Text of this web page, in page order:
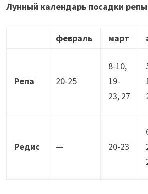
Лунный календарь посадки
февраль март
Репа 20-25
8-10,
19-
23, 27
Редис — 20-23